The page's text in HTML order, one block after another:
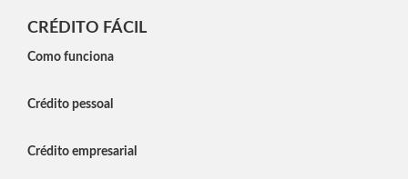
CRÉDITO FÁCIL
Como funciona
Crédito pessoal
Crédito empresarial